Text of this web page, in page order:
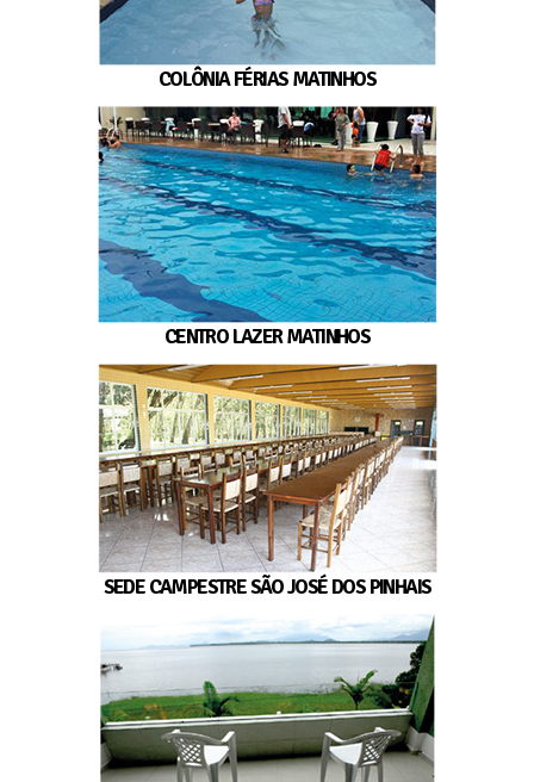
COLÔNIA FÉRIAS MATINHOS
CENTRO LAZER MATINHOS
SEDE CAMPESTRE SÃO JOSÉ DOS PINHAIS